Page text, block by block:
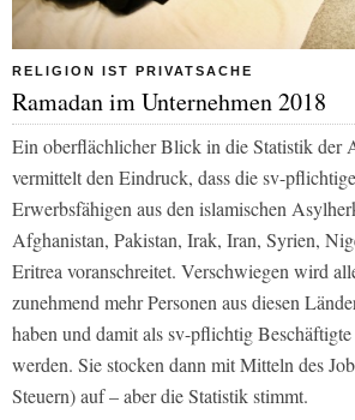
RELIGION IST PRIVATSACHE
Ramadan im Unternehmen 2018
Ein oberflächlicher Blick in die Statistik der
vermittelt den Eindruck, dass die sv-
Erwerbsfähigen aus den islamischen
Afghanistan, Pakistan, Irak, Iran, Syrien,
Eritrea voranschreitet. Verschwiegen wird
zunehmend mehr Personen aus diesen
haben und damit als sv-pflichtig
werden. Sie stocken dann mit Mitteln des
Steuern) auf – aber die Statistik stimmt.